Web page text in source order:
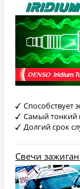
Способствует
Самый тонкий
Долгий срок
Свечи